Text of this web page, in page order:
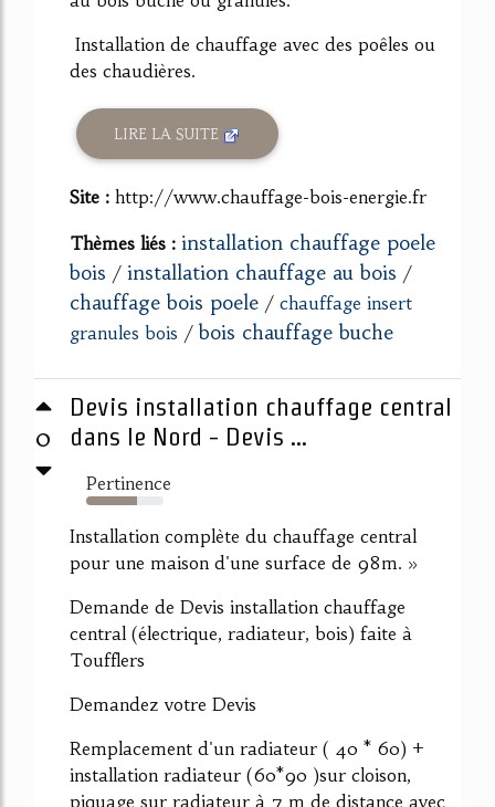
Installation de chauffage avec des poêles ou
des chaudières.
LIRE LA SUITE
Site : http://www.chauffage-bois-energie.fr
Thèmes liés : installation chauffage poele
bois / installation chauffage au bois /
chauffage bois poele / chauffage insert
granules bois / bois chauffage buche
0
Devis installation chauffage central
dans le Nord - Devis ...
Pertinence
65%
Installation complète du chauffage central
pour une maison d'une surface de 98m. »
Demande de Devis installation chauffage
central (électrique, radiateur, bois) faite à
Toufflers
Demandez votre Devis
Remplacement d'un radiateur ( 40 * 60) +
installation radiateur (60*90 )sur cloison,
piquage sur radiateur à 7 m de distance avec